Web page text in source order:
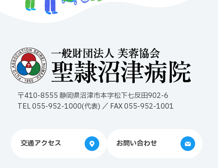
〒410-8555 静岡県沼津市本字松下七反田902-6
TEL 055-952-1000(代表) ／ FAX 055-952-1001
交通アクセス お問い合わせ